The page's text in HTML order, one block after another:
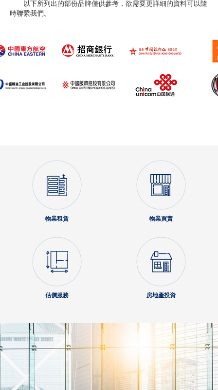
以下所列出的部份品牌僅供參考，欲需要更詳細的資料可以隨
時聯繫我們。
物業租賃 物業買賣
估價服務 房地產投資